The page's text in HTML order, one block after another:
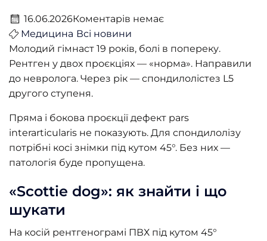
16.06.2026Коментарів немає
Медицина Всі новини
Молодий гімнаст 19 років, болі в попереку.
Рентген у двох проєкціях — «норма». Направили
до невролога. Через рік — спондилолістез L5
другого ступеня.
Пряма і бокова проєкції дефект pars
interarticularis не показують. Для спондилолізу
потрібні косі знімки під кутом 45°. Без них —
патологія буде пропущена.
«Scottie dog»: як знайти і що
шукати
На косій рентгенограмі ПВХ під кутом 45°